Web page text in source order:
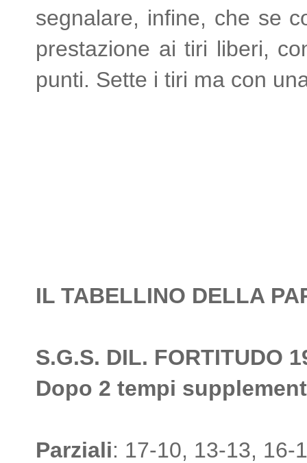
segnalare, infine, che se
prestazione ai tiri liberi,
punti. Sette i tiri ma con
IL TABELLINO DELLA
S.G.S. DIL. FORTITUDO
Dopo 2 tempi
Parziali: 17-10, 13-13, 16-